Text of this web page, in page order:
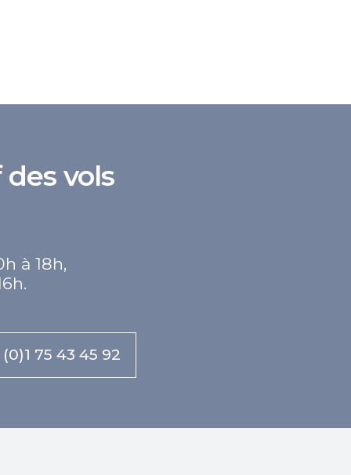
vols
à 18h,
(0)1 75 43 45 92